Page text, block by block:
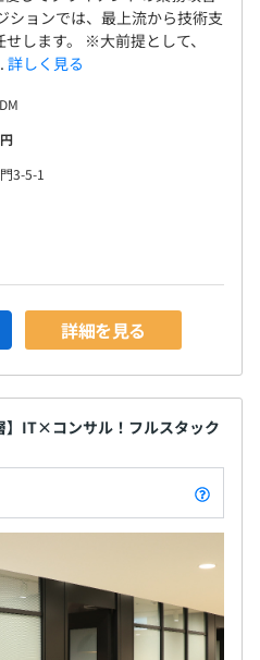
期雇用契約へ転換した場合、
更はありません）
その後正社員へ転換を予定
ションでは、最上流から技術支
します。 ※大前提として、
詳しく見る
3-5-1
詳細を見る
】IT×コンサル！フルスタック